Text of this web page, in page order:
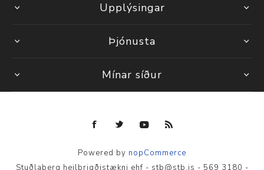
Upplýsingar
Þjónusta
Mínar síður
Powered by nopCommerce
Stuðlaberg heilbrigðistækni ehf - stb@stb.is - 569 3180 -